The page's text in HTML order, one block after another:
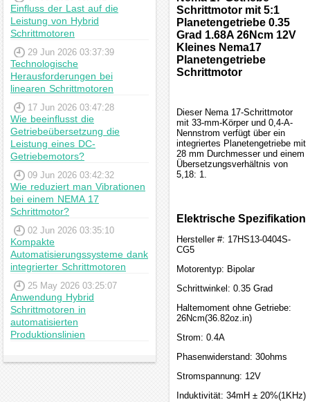
Einfluss der Last auf die
Leistung von Hybrid
Schrittmotoren
29 Jun 2026 03:37:39
Technologische
Herausforderungen bei
linearen Schrittmotoren
17 Jun 2026 03:47:28
Wie beeinflusst die
Getriebeübersetzung die
Leistung eines DC-
Getriebemotors?
09 Jun 2026 03:42:32
Wie reduziert man Vibrationen
bei einem NEMA 17
Schrittmotor?
02 Jun 2026 03:35:10
Kompakte
Automatisierungssysteme dank
integrierter Schrittmotoren
25 May 2026 03:25:07
Anwendung Hybrid
Schrittmotoren in
automatisierten
Produktionslinien
Schrittmotor mit 5:1
Planetengetriebe 0.35
Grad 1.68A 26Ncm 12V
Kleines Nema17
Planetengetriebe
Schrittmotor
Dieser Nema 17-Schrittmotor
mit 33-mm-Körper und 0,4-A-
Nennstrom verfügt über ein
integriertes Planetengetriebe mit
28 mm Durchmesser und einem
Übersetzungsverhältnis von
5,18: 1.
Elektrische Spezifikation
Hersteller #: 17HS13-0404S-
CG5
Motorentyp: Bipolar
Schrittwinkel: 0.35 Grad
Haltemoment ohne Getriebe:
26Ncm(36.82oz.in)
Strom: 0.4A
Phasenwiderstand: 30ohms
Stromspannung: 12V
Induktivität: 34mH ± 20%(1KHz)